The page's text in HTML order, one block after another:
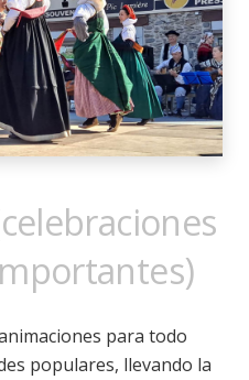
para todo
populares, llevando la